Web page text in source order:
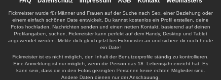
Fickmeister wurde für Männer und Frauen auf der Suche nach Sex, einer Beziehung oder
einem einfach schönen Date entwickelt. Du kannst kostenlos ein Profil erstellen, deine
Fotos hochladen, Nachrichten senden und einen netten Kontakt, basierend auf deinen
Profilangaben, suchen. Fickmeister kann perfekt auf dem Handy, Desktop und Tablet
angewendet werden. Melde dich gleich jetzt bei Fickmeister an und sichere dir noch heute
ein Date!
Fickmeister ist es nicht möglich, den Inhalt der Benutzerprofile ständig zu kontrollieren.
Eine Anmeldung ist nur möglich, wenn die Person das 18. Lebensjahr erreicht hat. Es
kann sein, dass die in den Fotos gezeigten Personen keine echten Mitglieder sind.
Andere Daten dienen nur der Anschauung.